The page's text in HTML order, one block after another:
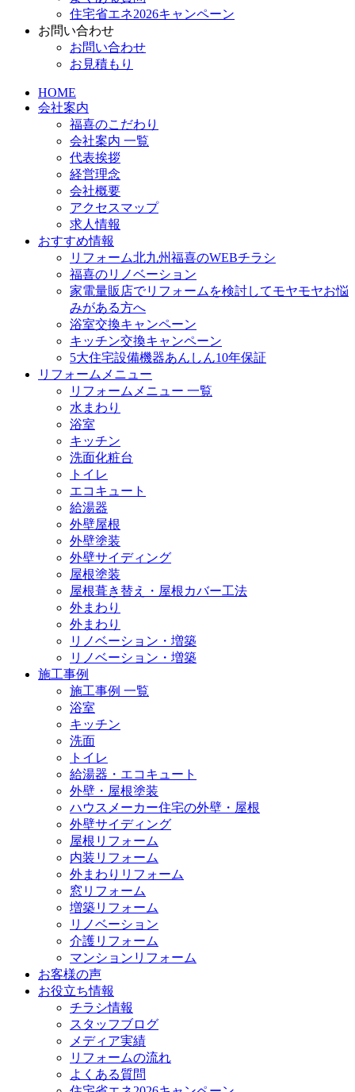
住宅省エネ2026キャンペーン
お問い合わせ
お問い合わせ
お見積もり
HOME
会社案内
福喜のこだわり
会社案内 一覧
代表挨拶
経営理念
会社概要
アクセスマップ
求人情報
おすすめ情報
リフォーム北九州福喜のWEBチラシ
福喜のリノベーション
家電量販店でリフォームを検討してモヤモヤお悩
みがある方へ
浴室交換キャンペーン
キッチン交換キャンペーン
5大住宅設備機器あんしん10年保証
リフォームメニュー
リフォームメニュー 一覧
水まわり
浴室
キッチン
洗面化粧台
トイレ
エコキュート
給湯器
外壁屋根
外壁塗装
外壁サイディング
屋根塗装
屋根葺き替え・屋根カバー工法
外まわり
外まわり
リノベーション・増築
リノベーション・増築
施工事例
施工事例 一覧
浴室
キッチン
洗面
トイレ
給湯器・エコキュート
外壁・屋根塗装
ハウスメーカー住宅の外壁・屋根
外壁サイディング
屋根リフォーム
内装リフォーム
外まわりリフォーム
窓リフォーム
増築リフォーム
リノベーション
介護リフォーム
マンションリフォーム
お客様の声
お役立ち情報
チラシ情報
スタッフブログ
メディア実績
リフォームの流れ
よくある質問